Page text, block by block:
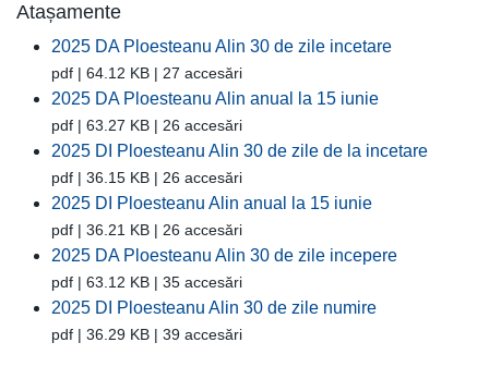
Atașamente
2025 DA Ploesteanu Alin 30 de zile incetare
pdf | 64.12 KB | 27 accesări
2025 DA Ploesteanu Alin anual la 15 iunie
pdf | 63.27 KB | 26 accesări
2025 DI Ploesteanu Alin 30 de zile de la incetare
pdf | 36.15 KB | 26 accesări
2025 DI Ploesteanu Alin anual la 15 iunie
pdf | 36.21 KB | 26 accesări
2025 DA Ploesteanu Alin 30 de zile incepere
pdf | 63.12 KB | 35 accesări
2025 DI Ploesteanu Alin 30 de zile numire
pdf | 36.29 KB | 39 accesări